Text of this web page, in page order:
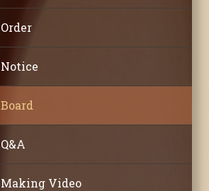
Order
Notice
Board
Q&A
Making Video